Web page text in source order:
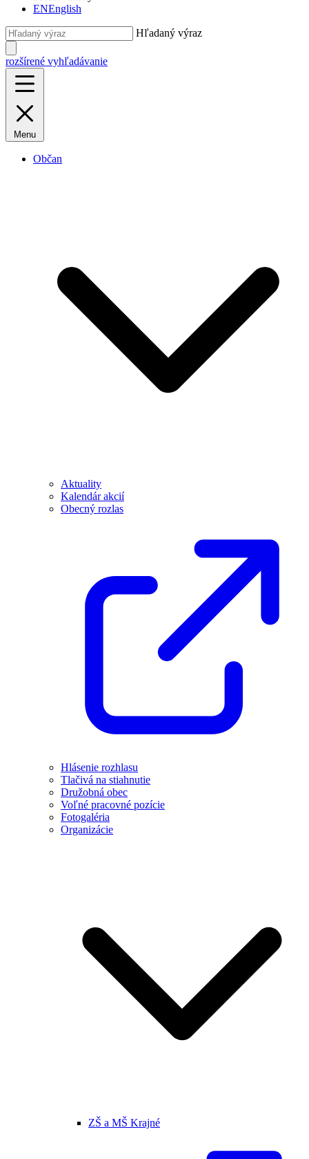
ENEnglish
Hľadaný výraz
rozšírené vyhľadávanie
Menu
Občan
Aktuality
Kalendár akcií
Obecný rozlas
Hlásenie rozhlasu
Tlačivá na stiahnutie
Družobná obec
Voľné pracovné pozície
Fotogaléria
Organizácie
ZŠ a MŠ Krajné